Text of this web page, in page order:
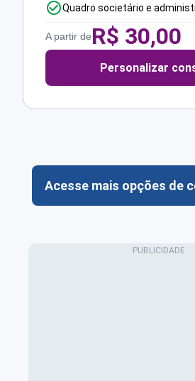
Quadro societário e
A partir deR$ 30,00
Personalizar
Acesse mais opções de